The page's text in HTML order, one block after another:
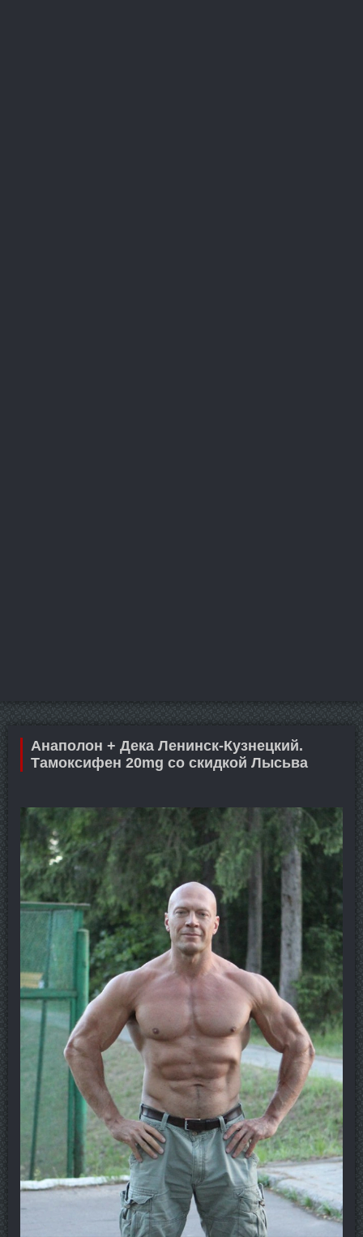
Анаполон + Дека Ленинск-Кузнецкий.
Тамоксифен 20mg со скидкой Лысьва